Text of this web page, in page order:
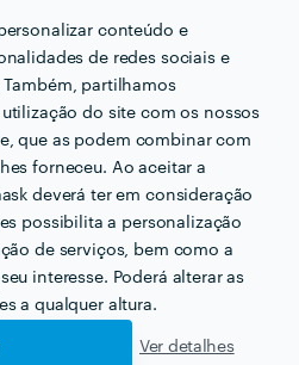
conteúdo e
de redes sociais e
partilhamos
do site com os nossos
que as podem combinar com
forneceu. Ao aceitar a
deverá ter em consideração
possibilita a personalização
de serviços, bem como a
interesse. Poderá alterar as
a qualquer altura.
Ver detalhes
para futuros serviços.
foi de elevadíssima
as minhas expectativas. A
destaco o domínio da
na execução do mesmo.
a disponibilidade, a pró-
construtivo demonstrados